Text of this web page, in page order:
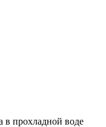
в прохладной воде